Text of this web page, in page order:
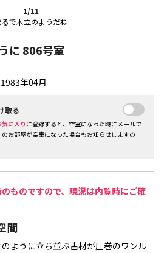
1/11
るで木立のようだね
に 806号室
1983年04月
取る
に入り に登録すると、空室になった時にメールで
お部屋が空室になった場合もお知らせしますの
ものですので、現況は内覧時にご確
間
ように立ち並ぶ古材が圧巻のワンル